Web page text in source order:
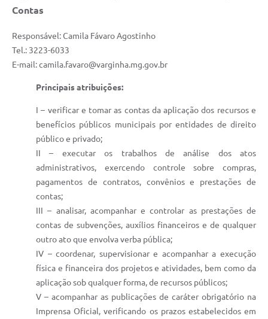
Contas
Responsável: Camila Fávaro Agostinho
Tel.: 3223-6033
E-mail: camila.favaro@varginha.mg.gov.br
Principais atribuições:
I – verificar e tomar as contas da aplicação dos recursos e
benefícios públicos municipais por entidades de direito
público e privado;
II – executar os trabalhos de análise dos atos
administrativos, exercendo controle sobre compras,
pagamentos de contratos, convênios e prestações de
contas;
III – analisar, acompanhar e controlar as prestações de
contas de subvenções, auxílios financeiros e de qualquer
outro ato que envolva verba pública;
IV – coordenar, supervisionar e acompanhar a execução
física e financeira dos projetos e atividades, bem como da
aplicação sob qualquer forma, de recursos públicos;
V – acompanhar as publicações de caráter obrigatório na
Imprensa Oficial, verificando os prazos estabelecidos em